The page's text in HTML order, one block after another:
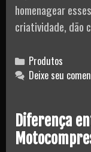
homenagear
criatividade, dão
Categories
Produtos
Deixe seu
Diferença